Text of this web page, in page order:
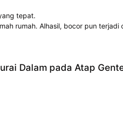
tepat.
rumah. Alhasil, bocor pun terjadi
Dalam pada Atap